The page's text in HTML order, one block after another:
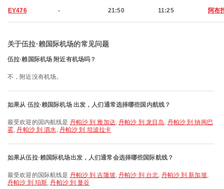
EY476 - 21:50 11:25 阿布
关于伍拉·赖国际机场的常见问题
伍拉·赖国际机场 附近有机场吗？
不，附近没有机场。
如果从 伍拉·赖国际机场 出发，人们通常选择哪些国内航线？
最受欢迎的国内航线是 丹帕沙 到 雅加达,丹帕沙 到 龙目岛, 丹帕沙 到 纳闽巴
霍,丹帕沙 到 泗水, 丹帕沙 到 坦波拉卡
如果从伍拉·赖国际机场出发，人们通常会选择哪些国际航线？
最受欢迎的国际航线是 丹帕沙 到 吉隆坡,丹帕沙 到 台北, 丹帕沙 到 新加坡,
丹帕沙 到 珀斯,丹帕沙 到 曼谷